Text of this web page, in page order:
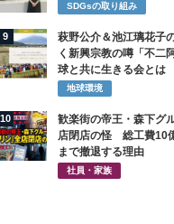
SDGsの取り組み
9
萩野公介＆池江璃花子
く新興宗教の噂「不二
球と共に生きる会とは
地球環境
10
歓楽街の帝王・森下グ
店閉店の怪 総工費10
まで撤退する理由
社員・家族